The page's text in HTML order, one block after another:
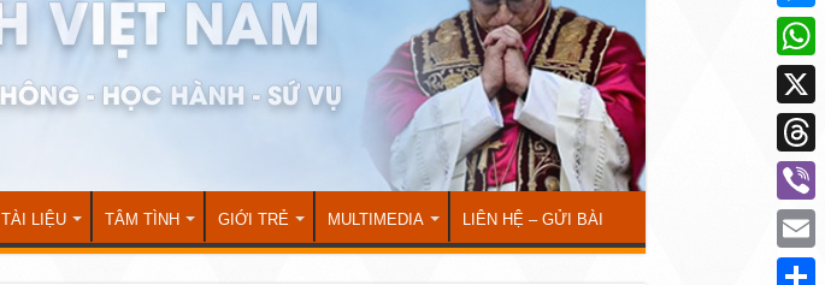
TÀI LIỆU TÂM TÌNH GIỚI TRẺ MULTIMEDIA LIÊN HỆ – GỬI BÀI
X
Viber